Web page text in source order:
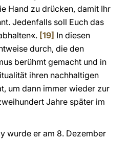
Hand zu drücken, damit Ihr
Jedenfalls soll Euch das
[19] In diesen
durch, die den
berühmt gemacht und in
ihren nachhaltigen
um dann immer wieder zur
Jahre später im
wurde er am 8. Dezember